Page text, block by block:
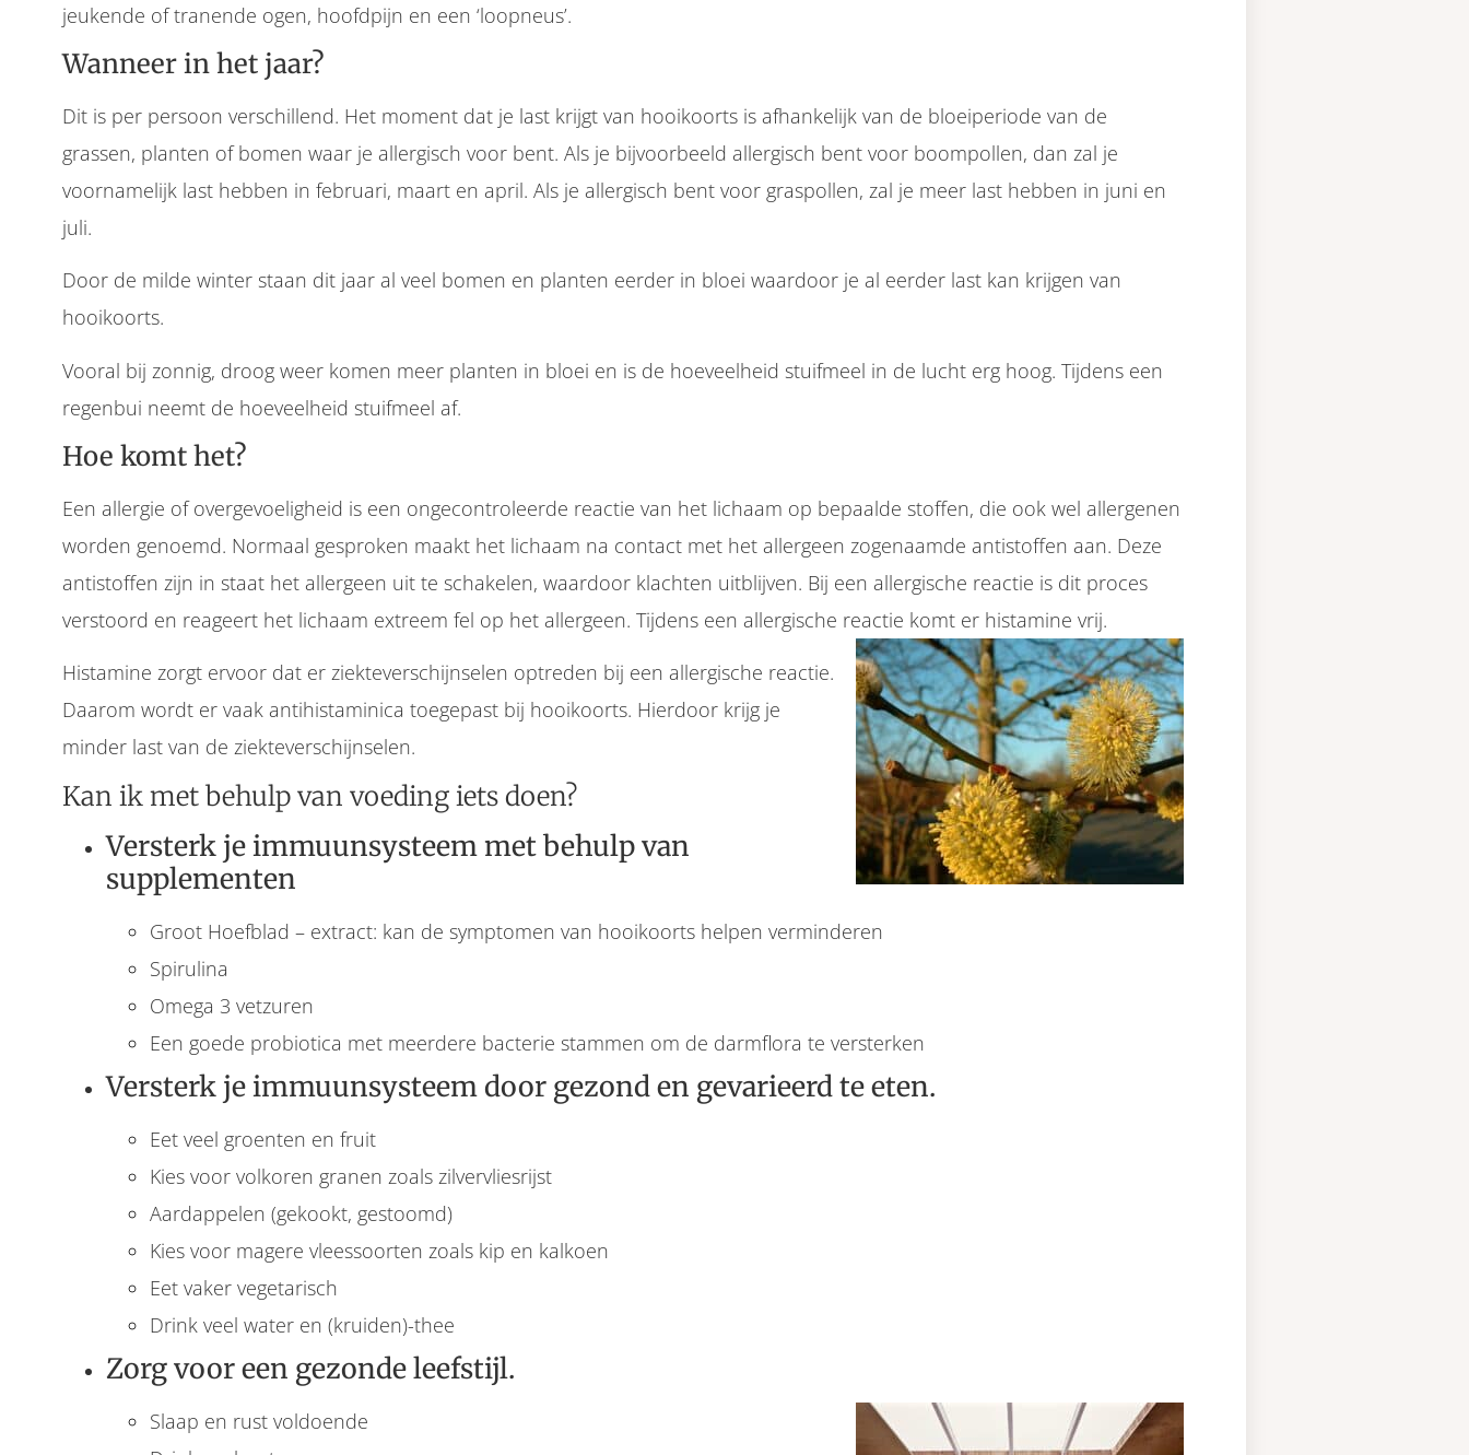
jeukende of tranende ogen, hoofdpijn en een ‘loopneus’.
Wanneer in het jaar?
Dit is per persoon verschillend. Het moment dat je last krijgt van hooikoorts is afhankelijk van de bloeiperiode van de
grassen, planten of bomen waar je allergisch voor bent. Als je bijvoorbeeld allergisch bent voor boompollen, dan zal je
voornamelijk last hebben in februari, maart en april. Als je allergisch bent voor graspollen, zal je meer last hebben in juni en
juli.
Door de milde winter staan dit jaar al veel bomen en planten eerder in bloei waardoor je al eerder last kan krijgen van
hooikoorts.
Vooral bij zonnig, droog weer komen meer planten in bloei en is de hoeveelheid stuifmeel in de lucht erg hoog. Tijdens een
regenbui neemt de hoeveelheid stuifmeel af.
Hoe komt het?
Een allergie of overgevoeligheid is een ongecontroleerde reactie van het lichaam op bepaalde stoffen, die ook wel allergenen
worden genoemd. Normaal gesproken maakt het lichaam na contact met het allergeen zogenaamde antistoffen aan. Deze
antistoffen zijn in staat het allergeen uit te schakelen, waardoor klachten uitblijven. Bij een allergische reactie is dit proces
verstoord en reageert het lichaam extreem fel op het allergeen. Tijdens een allergische reactie komt er histamine vrij.
Histamine zorgt ervoor dat er ziekteverschijnselen optreden bij een allergische reactie.
Daarom wordt er vaak antihistaminica toegepast bij hooikoorts. Hierdoor krijg je
minder last van de ziekteverschijnselen.
Kan ik met behulp van voeding iets doen?
Versterk je immuunsysteem met behulp van
supplementen
Groot Hoefblad – extract: kan de symptomen van hooikoorts helpen verminderen
Spirulina
Omega 3 vetzuren
Een goede probiotica met meerdere bacterie stammen om de darmflora te versterken
Versterk je immuunsysteem door gezond en gevarieerd te eten.
Eet veel groenten en fruit
Kies voor volkoren granen zoals zilvervliesrijst
Aardappelen (gekookt, gestoomd)
Kies voor magere vleessoorten zoals kip en kalkoen
Eet vaker vegetarisch
Drink veel water en (kruiden)-thee
Zorg voor een gezonde leefstijl.
Slaap en rust voldoende